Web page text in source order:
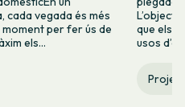
vegada és més
per fer ús de
els...
que els
usos